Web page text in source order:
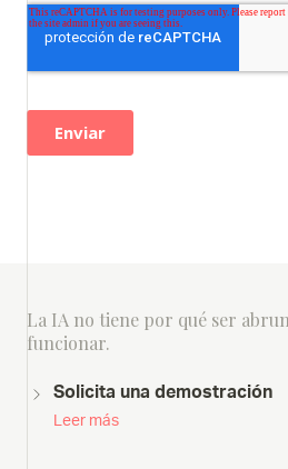
La IA no tiene por qué ser
funcionar.
Solicita una demostración
Leer más